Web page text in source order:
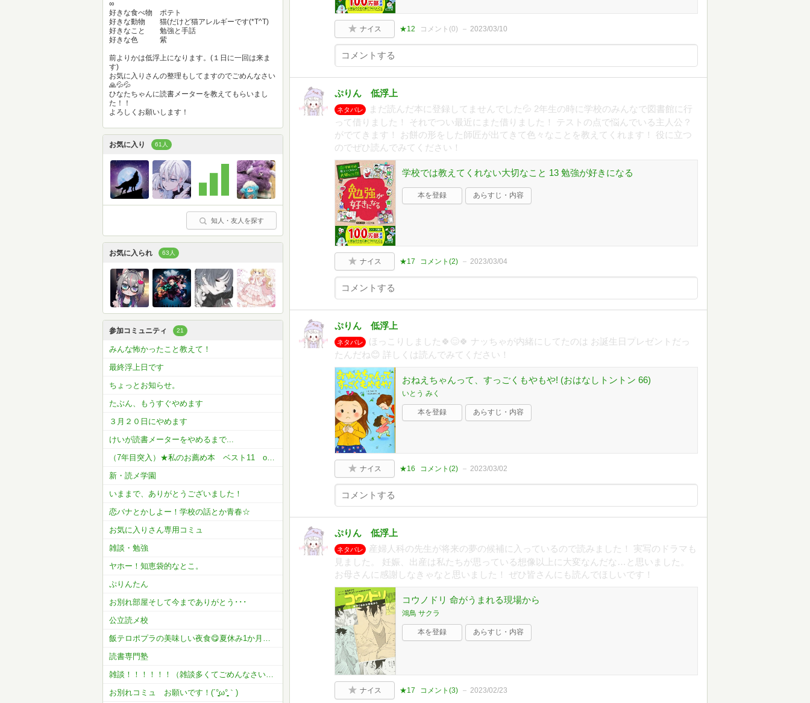
ナイス ★12 コメント(0) 2023/03/10
ぷりん 低浮上
ネタバレ
まだ読んだ本に登録してませんでした💦 2年生の時に学校のみんなで図書館に行
って借りました！ それでつい最近にまた借りました！ テストの点で悩んでいる主人公？
がでてきます！ お餅の形をした師匠が出てきて色々なことを教えてくれます！ 役に立つ
のでぜひ読んでみてください！
学校では教えてくれない大切なこと 13 勉強が好きになる
本を登録 あらすじ・内容
ナイス ★17 コメント(2) 2023/03/04
ぷりん 低浮上
ネタバレ
ほっこりしました🍀😌🍀 ナッちゃが内緒にしてたのは お誕生日プレゼントだっ
たんだね😊 詳しくは読んでみてください！
おねえちゃんって、すっごくもやもや! (おはなしトントン 66)
いとう みく
本を登録 あらすじ・内容
ナイス ★16 コメント(2) 2023/03/02
ぷりん 低浮上
ネタバレ
産婦人科の先生が将来の夢の候補に入っているので読みました！ 実写のドラマも
見ました。 妊娠、出産は私たちが思っている想像以上に大変なんだな…と思いました。
お母さんに感謝しなきゃなと思いました！ ぜひ皆さんにも読んでほしいです！
コウノドリ 命がうまれる現場から
鴻鳥 サクラ
本を登録 あらすじ・内容
ナイス ★17 コメント(3) 2023/02/23
∞
好きな食べ物 ポテト
好きな動物 猫(だけど猫アレルギーです(*T^T)
好きなこと 勉強と手話
好きな色 紫
前よりかは低浮上になります。(１日に一回は来ま
す)
お気に入りさんの整理もしてますのでごめんなさい
🙏💦💦
ひなたちゃんに読書メーターを教えてもらいまし
た！！
よろしくお願いします！
お気に入り 61人
知人・友人を探す
お気に入られ 63人
参加コミュニティ 21
みんな怖かったこと教えて！
最終浮上日です
ちょっとお知らせ。
たぶん、もうすぐやめます
３月２０日にやめます
けいが読書メーターをやめるまで...
（7年目突入）★私のお薦め本 ベスト11 or ベスト5
新・読メ学園
いままで、ありがとうございました！
恋バナとかしよー！学校の話とか青春☆
お気に入りさん専用コミュ
雑談・勉強
ヤホー！知恵袋的なとこ。
ぷりんたん
お別れ部屋そして今までありがとう･･･
公立読メ校
飯テロポプラの美味しい夜食😋夏休み1か月コメラン開催中！✨
読書専門塾
雑談！！！！！！（雑談多くてごめんなさいw）
お別れコミュ お願いです！(´°̥̥̥̥̥̥̥̥ω°̥̥̥̥̥̥̥̥｀)